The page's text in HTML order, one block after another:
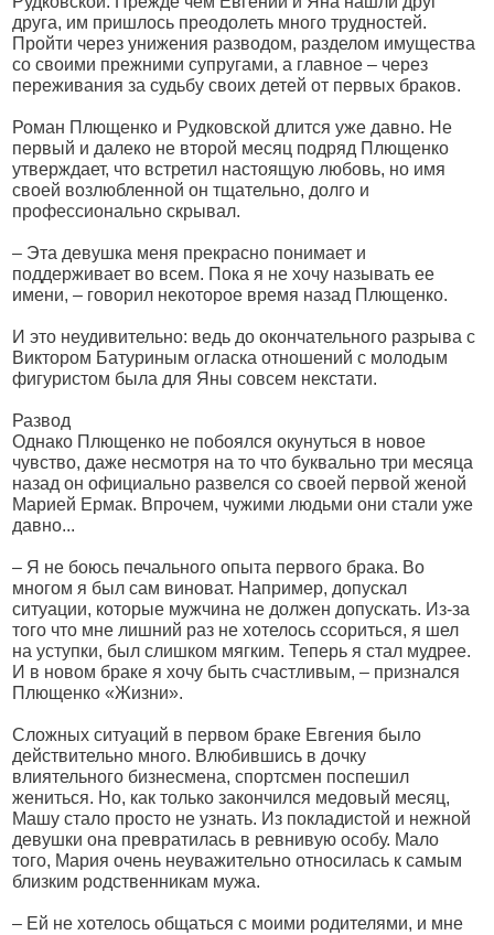
друга, им пришлось преодолеть много трудностей.
Пройти через унижения разводом, разделом имущества
со своими прежними супругами, а главное – через
переживания за судьбу своих детей от первых браков.
Роман Плющенко и Рудковской длится уже давно. Не
первый и далеко не второй месяц подряд Плющенко
утверждает, что встретил настоящую любовь, но имя
своей возлюбленной он тщательно, долго и
профессионально скрывал.
– Эта девушка меня прекрасно понимает и
поддерживает во всем. Пока я не хочу называть ее
имени, – говорил некоторое время назад Плющенко.
И это неудивительно: ведь до окончательного разрыва с
Виктором Батуриным огласка отношений с молодым
фигуристом была для Яны совсем некстати.
Развод
Однако Плющенко не побоялся окунуться в новое
чувство, даже несмотря на то что буквально три месяца
назад он официально развелся со своей первой женой
Марией Ермак. Впрочем, чужими людьми они стали уже
давно...
– Я не боюсь печального опыта первого брака. Во
многом я был сам виноват. Например, допускал
ситуации, которые мужчина не должен допускать. Из-за
того что мне лишний раз не хотелось ссориться, я шел
на уступки, был слишком мягким. Теперь я стал мудрее.
И в новом браке я хочу быть счастливым, – признался
Плющенко «Жизни».
Сложных ситуаций в первом браке Евгения было
действительно много. Влюбившись в дочку
влиятельного бизнесмена, спортсмен поспешил
жениться. Но, как только закончился медовый месяц,
Машу стало просто не узнать. Из покладистой и нежной
девушки она превратилась в ревнивую особу. Мало
того, Мария очень неуважительно относилась к самым
близким родственникам мужа.
– Ей не хотелось общаться с моими родителями, и мне